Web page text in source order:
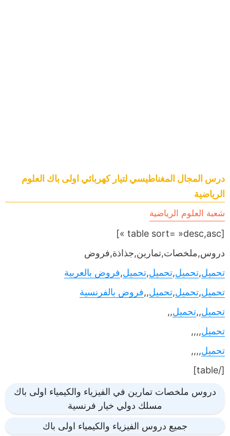
درس المجال المغناطيسي لتيار كهربائي اولى باك العلوم
الرياضية
شعبة العلوم الرياضية
[table sort= »desc,asc »]
دروس,ملخصات,تمارين,جذاذة,فروض
تحميل,تحميل,تحميل,تحميل,فروض بالعربية
تحميل,تحميل,تحميل,,فروض بالفرنسية
تحميل,,تحميل,,
تحميل,,,,
تحميل,,,,
[/table]
دروس ملخصات تمارين في الفيزياء والكيمياء اولى باك
مسلك دولي خيار فرنسية
جميع دروس الفيزياء والكيمياء اولى باك